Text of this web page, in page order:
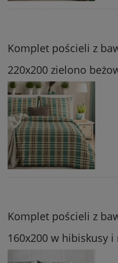
Komplet pościeli z
220x200 zielono
Komplet pościeli z
160x200 w hibiskusy i